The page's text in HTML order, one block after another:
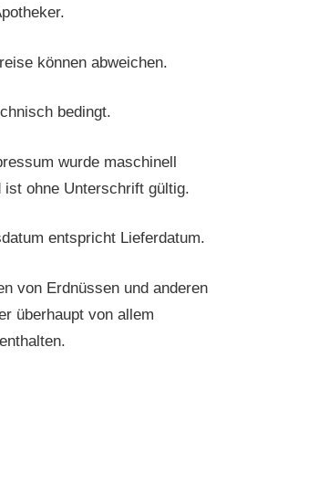
können abweichen.
bedingt.
wurde maschinell
ist ohne Unterschrift gültig.
entspricht Lieferdatum.
von Erdnüssen und anderen
überhaupt von allem